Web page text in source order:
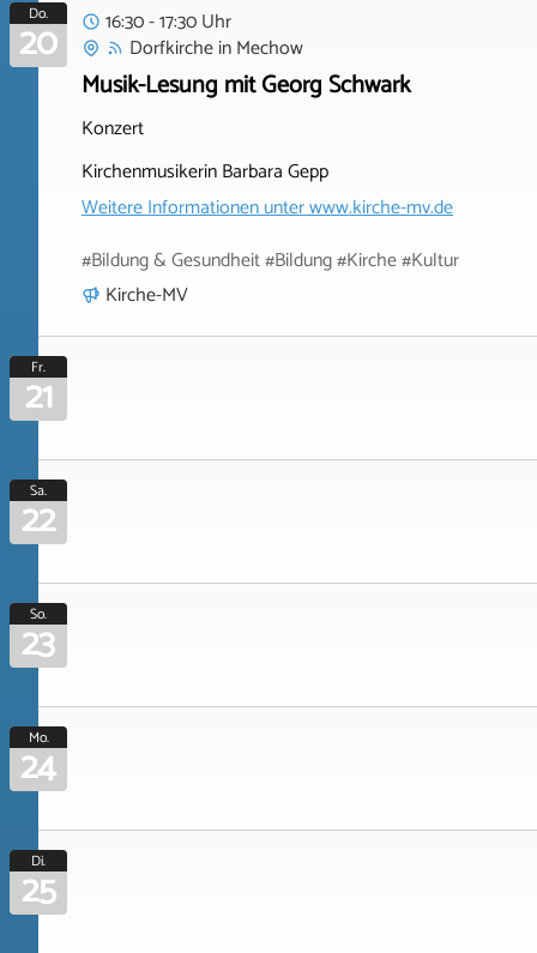
Do.
20
16:30 - 17:30 Uhr
DorfkircheinMechow
Musik-Lesung mit Georg Schwark
Konzert
Kirchenmusikerin Barbara Gepp
Weitere Informationen unterwww.kirche-mv.de
#Bildung & Gesundheit #Bildung #Kirche #Kultur
Kirche-MV
Fr.
21
Sa.
22
So.
23
Mo.
24
Di.
25